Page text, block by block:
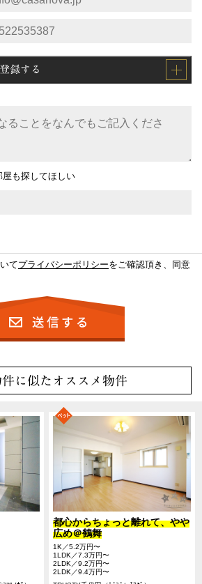
録する
も探してほしい
てプライバシーポリシーをご確認頂き、同意
件に似たオススメ物件
都心からちょっと離れて、やや
広め＠鶴舞
1K／5.2万円〜
1LDK／7.3万円〜
2LDK／9.2万円〜
2LDK／9.4万円〜